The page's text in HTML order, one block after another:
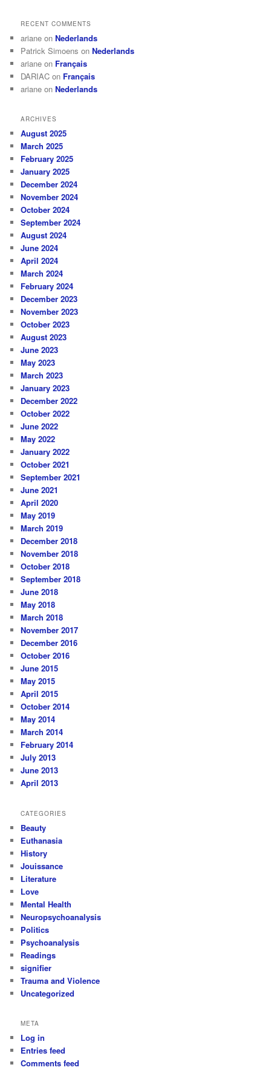
RECENT COMMENTS
ariane onNederlands
Patrick Simoens onNederlands
ariane on Français
DARIAC on Français
ariane onNederlands
ARCHIVES
August 2025
March 2025
February 2025
January 2025
December 2024
November 2024
October 2024
September 2024
August 2024
June 2024
April 2024
March 2024
February 2024
December 2023
November 2023
October 2023
August 2023
June 2023
May 2023
March 2023
January 2023
December 2022
October 2022
June 2022
May 2022
January 2022
October 2021
September 2021
June 2021
April 2020
May 2019
March 2019
December 2018
November 2018
October 2018
September 2018
June 2018
May 2018
March 2018
November 2017
December 2016
October 2016
June 2015
May 2015
April 2015
October 2014
May 2014
March 2014
February 2014
July 2013
June 2013
April 2013
CATEGORIES
Beauty
Euthanasia
History
Jouissance
Literature
Love
Mental Health
Neuropsychoanalysis
Politics
Psychoanalysis
Readings
signifier
Trauma and Violence
Uncategorized
META
Log in
Entries feed
Comments feed